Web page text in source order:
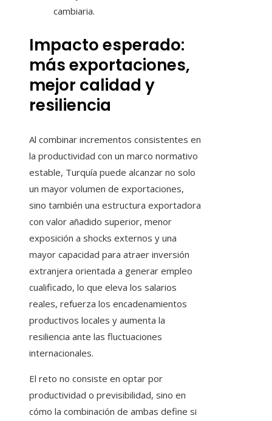
cambiaria.
Impacto esperado:
más exportaciones,
mejor calidad y
resiliencia
Al combinar incrementos consistentes en
la productividad con un marco normativo
estable, Turquía puede alcanzar no solo
un mayor volumen de exportaciones,
sino también una estructura exportadora
con valor añadido superior, menor
exposición a shocks externos y una
mayor capacidad para atraer inversión
extranjera orientada a generar empleo
cualificado, lo que eleva los salarios
reales, refuerza los encadenamientos
productivos locales y aumenta la
resiliencia ante las fluctuaciones
internacionales.
El reto no consiste en optar por
productividad o previsibilidad, sino en
cómo la combinación de ambas define si